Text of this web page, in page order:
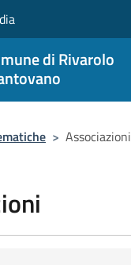
di Rivarolo
> Associazioni